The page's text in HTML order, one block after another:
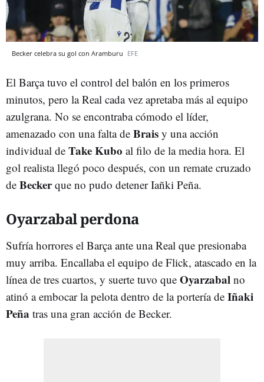
Becker celebra su gol con Aramburu EFE
El Barça tuvo el control del balón en los primeros
minutos, pero la Real cada vez apretaba más al equipo
azulgrana. No se encontraba cómodo el líder,
amenazado con una falta de Brais y una acción
individual de Take Kubo al filo de la media hora. El
gol realista llegó poco después, con un remate cruzado
de Beckerque no pudo detener Iañki Peña.
Oyarzabal perdona
Sufría horrores el Barça ante una Real que presionaba
muy arriba. Encallaba el equipo de Flick, atascado en la
línea de tres cuartos, y suerte tuvo que Oyarzabal no
atinó a embocar la pelota dentro de la portería de Iñaki
Peña tras una gran acción de Becker.